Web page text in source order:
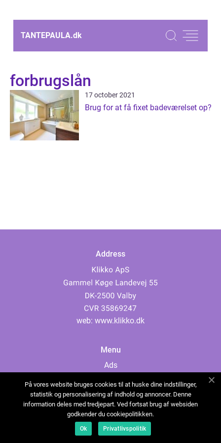
TANTEPAULA.dk
forbrugslån
17 october 2021
Brug for at få fixet badeværelset op?
Address
web: www.klikko.dk
Menu
Ads
Cookies
Contact
Sitemap
På vores website bruges cookies til at huske dine indstillinger,
statistik og personalisering af indhold og annoncer. Denne
information deles med tredjepart. Ved fortsat brug af websiden
godkender du cookiepolitikken.
Ok Privatlivspolitik